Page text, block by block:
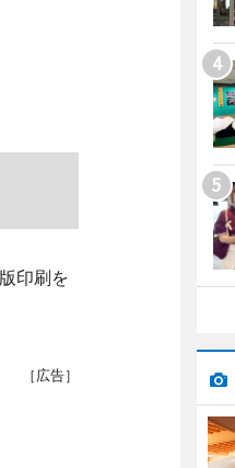
印刷を
［広告］